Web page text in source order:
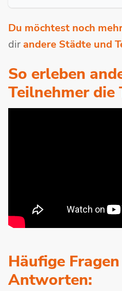
Du möchtest noch
dir andere Städte und
So erleben
Teilnehmer die
Häufige
Antworten: